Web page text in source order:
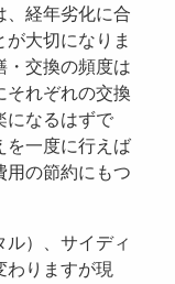
、経年劣化に合
大切になりま
・交換の頻度は
それぞれの交換
になるはずで
を一度に行えば
用の節約にもつ
）、サイディ
わりますが現